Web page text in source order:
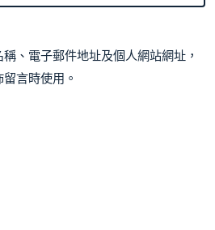
、電子郵件地址及個人網站網址，
言時使用。